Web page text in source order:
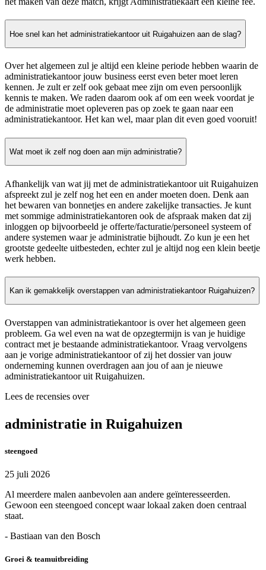
Hoe snel kan het administratiekantoor uit Ruigahuizen aan de slag?
Over het algemeen zul je altijd een kleine periode hebben waarin de
administratiekantoor jouw business eerst even beter moet leren
kennen. Je zult er zelf ook gebaat mee zijn om even persoonlijk
kennis te maken. We raden daarom ook af om een week voordat je
de administratie moet opleveren pas op zoek te gaan naar een
administratiekantoor. Het kan wel, maar plan dit even goed vooruit!
Wat moet ik zelf nog doen aan mijn administratie?
Afhankelijk van wat jij met de administratiekantoor uit Ruigahuizen
afspreekt zul je zelf nog het een en ander moeten doen. Denk aan
het bewaren van bonnetjes en andere zakelijke transacties. Je kunt
met sommige administratiekantoren ook de afspraak maken dat zij
inloggen op bijvoorbeeld je offerte/facturatie/personeel systeem of
andere systemen waar je administratie bijhoudt. Zo kun je een het
grootste gedeelte uitbesteden, echter zul je altijd nog een klein beetje
werk hebben.
Kan ik gemakkelijk overstappen van administratiekantoor Ruigahuizen?
Overstappen van administratiekantoor is over het algemeen geen
probleem. Ga wel even na wat de opzegtermijn is van je huidige
contract met je bestaande administratiekantoor. Vraag vervolgens
aan je vorige administratiekantoor of zij het dossier van jouw
onderneming kunnen overdragen aan jou of aan je nieuwe
administratiekantoor uit Ruigahuizen.
Lees de recensies over
administratie in Ruigahuizen
steengoed
25 juli 2026
Al meerdere malen aanbevolen aan andere geïnteresseerden.
Gewoon een steengoed concept waar lokaal zaken doen centraal
staat.
- Bastiaan van den Bosch
Groei & teamuitbreiding